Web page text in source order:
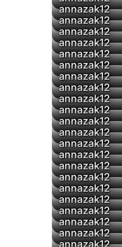
annazak12
annazak12
annazak12
annazak12
annazak12
annazak12
annazak12
annazak12
annazak12
annazak12
annazak12
annazak12
annazak12
annazak12
annazak12
annazak12
annazak12
annazak12
annazak12
annazak12
annazak12
annazak12